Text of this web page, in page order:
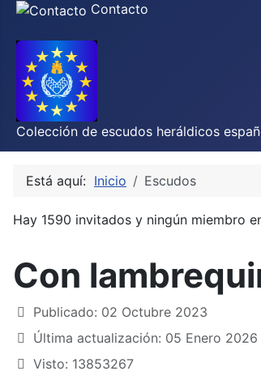
Contacto
Colección de escudos heráldicos
Está aquí: Inicio Escudos
Hay 1590 invitados y ningún miembro
Con
Publicado: 02 Octubre 2023
Última actualización: 05 Enero 2026
Visto: 13853267